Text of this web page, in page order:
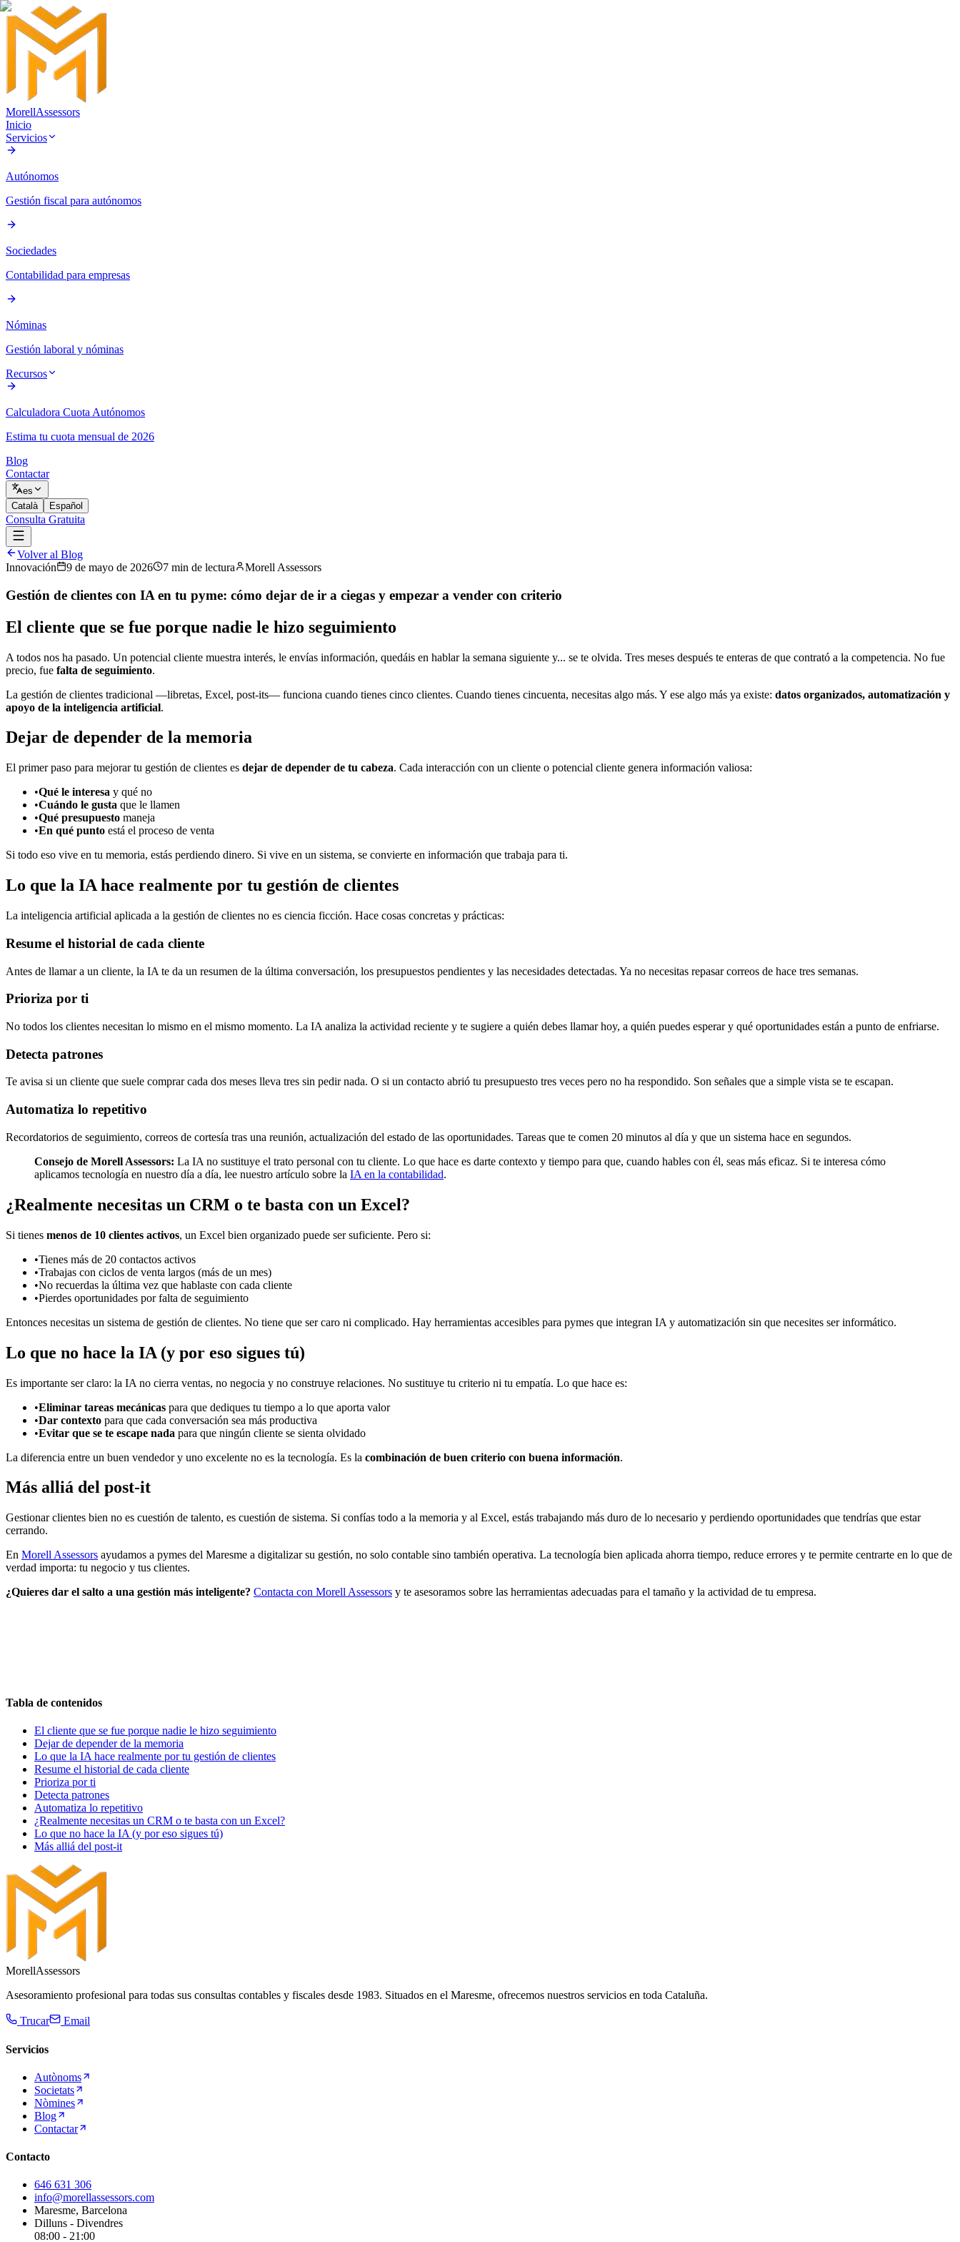
MorellAssessors
Inicio
Servicios
Autónomos
Gestión fiscal para autónomos
Sociedades
Contabilidad para empresas
Nóminas
Gestión laboral y nóminas
Recursos
Calculadora Cuota Autónomos
Estima tu cuota mensual de 2026
Blog
Contactar
es
Català
Español
Consulta Gratuita
Volver al Blog
Innovación
9 de mayo de 2026 7 min de lectura Morell Assessors
Gestión de clientes con IA en tu pyme: cómo dejar de ir a ciegas y empezar a vender con criterio
El cliente que se fue porque nadie le hizo seguimiento
A todos nos ha pasado. Un potencial cliente muestra interés, le envías información, quedáis en hablar la semana siguiente y... se te olvida. Tres meses después te enteras de que contrató a la competencia. No fue
precio, fue falta de seguimiento.
La gestión de clientes tradicional —libretas, Excel, post-its— funciona cuando tienes cinco clientes. Cuando tienes cincuenta, necesitas algo más. Y ese algo más ya existe: datos organizados, automatización y
apoyo de la inteligencia artificial.
Dejar de depender de la memoria
El primer paso para mejorar tu gestión de clientes es dejar de depender de tu cabeza. Cada interacción con un cliente o potencial cliente genera información valiosa:
•Qué le interesa y qué no
•Cuándo le gusta que le llamen
•Qué presupuesto maneja
•En qué punto está el proceso de venta
Si todo eso vive en tu memoria, estás perdiendo dinero. Si vive en un sistema, se convierte en información que trabaja para ti.
Lo que la IA hace realmente por tu gestión de clientes
La inteligencia artificial aplicada a la gestión de clientes no es ciencia ficción. Hace cosas concretas y prácticas:
Resume el historial de cada cliente
Antes de llamar a un cliente, la IA te da un resumen de la última conversación, los presupuestos pendientes y las necesidades detectadas. Ya no necesitas repasar correos de hace tres semanas.
Prioriza por ti
No todos los clientes necesitan lo mismo en el mismo momento. La IA analiza la actividad reciente y te sugiere a quién debes llamar hoy, a quién puedes esperar y qué oportunidades están a punto de enfriarse.
Detecta patrones
Te avisa si un cliente que suele comprar cada dos meses lleva tres sin pedir nada. O si un contacto abrió tu presupuesto tres veces pero no ha respondido. Son señales que a simple vista se te escapan.
Automatiza lo repetitivo
Recordatorios de seguimiento, correos de cortesía tras una reunión, actualización del estado de las oportunidades. Tareas que te comen 20 minutos al día y que un sistema hace en segundos.
Consejo de Morell Assessors: La IA no sustituye el trato personal con tu cliente. Lo que hace es darte contexto y tiempo para que, cuando hables con él, seas más eficaz. Si te interesa cómo
aplicamos tecnología en nuestro día a día, lee nuestro artículo sobre la IA en la contabilidad.
¿Realmente necesitas un CRM o te basta con un Excel?
Si tienes menos de 10 clientes activos, un Excel bien organizado puede ser suficiente. Pero si:
•Tienes más de 20 contactos activos
•Trabajas con ciclos de venta largos (más de un mes)
•No recuerdas la última vez que hablaste con cada cliente
•Pierdes oportunidades por falta de seguimiento
Entonces necesitas un sistema de gestión de clientes. No tiene que ser caro ni complicado. Hay herramientas accesibles para pymes que integran IA y automatización sin que necesites ser informático.
Lo que no hace la IA (y por eso sigues tú)
Es importante ser claro: la IA no cierra ventas, no negocia y no construye relaciones. No sustituye tu criterio ni tu empatía. Lo que hace es:
•Eliminar tareas mecánicas para que dediques tu tiempo a lo que aporta valor
•Dar contexto para que cada conversación sea más productiva
•Evitar que se te escape nada para que ningún cliente se sienta olvidado
La diferencia entre un buen vendedor y uno excelente no es la tecnología. Es la combinación de buen criterio con buena información.
Más alliá del post-it
Gestionar clientes bien no es cuestión de talento, es cuestión de sistema. Si confías todo a la memoria y al Excel, estás trabajando más duro de lo necesario y perdiendo oportunidades que tendrías que estar
cerrando.
En Morell Assessors ayudamos a pymes del Maresme a digitalizar su gestión, no solo contable sino también operativa. La tecnología bien aplicada ahorra tiempo, reduce errores y te permite centrarte en lo que de
verdad importa: tu negocio y tus clientes.
¿Quieres dar el salto a una gestión más inteligente? Contacta con Morell Assessors y te asesoramos sobre las herramientas adecuadas para el tamaño y la actividad de tu empresa.
Tabla de contenidos
El cliente que se fue porque nadie le hizo seguimiento
Dejar de depender de la memoria
Lo que la IA hace realmente por tu gestión de clientes
Resume el historial de cada cliente
Prioriza por ti
Detecta patrones
Automatiza lo repetitivo
¿Realmente necesitas un CRM o te basta con un Excel?
Lo que no hace la IA (y por eso sigues tú)
Más alliá del post-it
MorellAssessors
Asesoramiento profesional para todas sus consultas contables y fiscales desde 1983. Situados en el Maresme, ofrecemos nuestros servicios en toda Cataluña.
Trucar Email
Servicios
Autònoms
Societats
Nòmines
Blog
Contactar
Contacto
646 631 306
info@morellassessors.com
Maresme, Barcelona
Dilluns - Divendres
08:00 - 21:00